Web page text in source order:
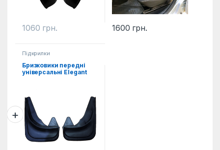
1060 грн. 1600 грн.
Підкрилки
Бризковики передні
універсальні Elegant